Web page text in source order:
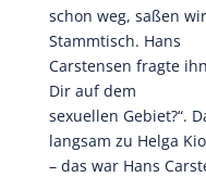
schon weg, saßen
Stammtisch. Hans
Carstensen fragte
Dir auf dem
sexuellen Gebiet?“.
langsam zu Helga
– das war Hans